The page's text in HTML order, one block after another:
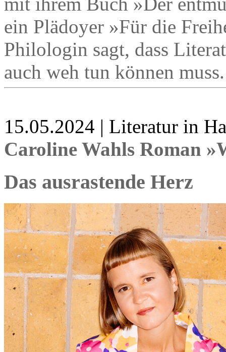
ein Plädoyer »Für die
Philologin sagt, dass
auch weh tun können muss.
15.05.2024 | Literatur in
Caroline Wahls Roman
Das ausrastende Herz